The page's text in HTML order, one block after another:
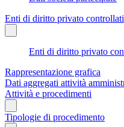
Enti di diritto privato controllati
Enti di diritto privato
Rappresentazione grafica
Dati aggregati attività
Attività e procedimenti
Tipologie di procedimento